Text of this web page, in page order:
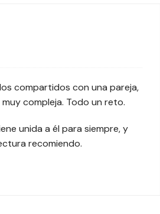
compartidos con una pareja,
compleja. Todo un reto.
unida a él para siempre, y
recomiendo.